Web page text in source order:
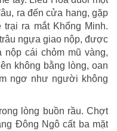
ra đến cửa hang, gặp
ra mắt Khổng Minh.
ngựa giao nộp, được
cái chỏm mũ vàng,
không bằng lòng, oan
ngơ như người không
lòng buồn rầu. Chợt
Đông Ngô cất ba mặt